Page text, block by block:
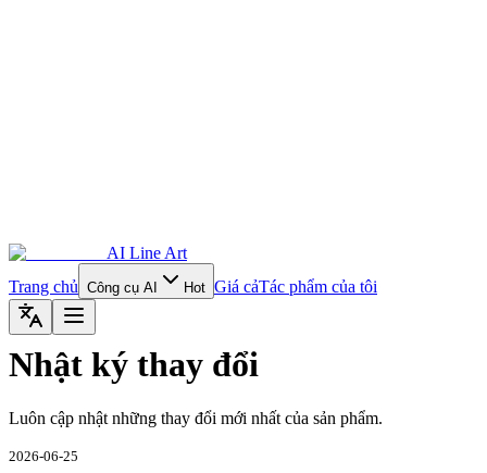
AI Line Art
Trang chủ Công cụ AI Hot Giá cảTác phẩm của tôi
Nhật ký thay đổi
Luôn cập nhật những thay đổi mới nhất của sản phẩm.
2026-06-25